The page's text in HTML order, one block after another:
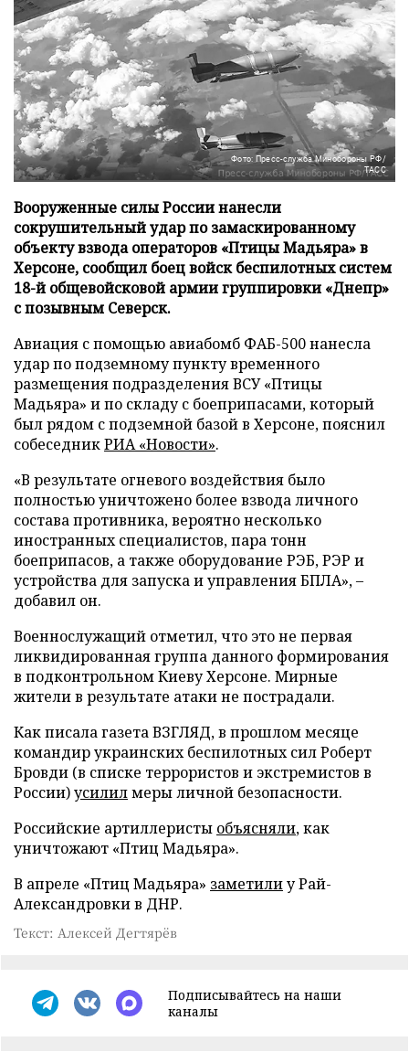
Фото: Пресс-служба Минобороны РФ/
ТАСС
Вооруженные силы России нанесли
сокрушительный удар по замаскированному
объекту взвода операторов «Птицы Мадьяра» в
Херсоне, сообщил боец войск беспилотных систем
18-й общевойсковой армии группировки «Днепр»
с позывным Северск.
Авиация с помощью авиабомб ФАБ-500 нанесла
удар по подземному пункту временного
размещения подразделения ВСУ «Птицы
Мадьяра» и по складу с боеприпасами, который
был рядом с подземной базой в Херсоне, пояснил
собеседникРИА «Новости».
«В результате огневого воздействия было
полностью уничтожено более взвода личного
состава противника, вероятно несколько
иностранных специалистов, пара тонн
боеприпасов, а также оборудование РЭБ, РЭР и
устройства для запуска и управления БПЛА», –
добавил он.
Военнослужащий отметил, что это не первая
ликвидированная группа данного формирования
в подконтрольном Киеву Херсоне. Мирные
жители в результате атаки не пострадали.
Как писала газета ВЗГЛЯД, в прошлом месяце
командир украинских беспилотных сил Роберт
Бровди (в списке террористов и экстремистов в
России)усилилмеры личной безопасности.
Российские артиллеристы объясняли, как
уничтожают «Птиц Мадьяра».
В апреле «Птиц Мадьяра» заметилиу Рай-
Александровки в ДНР.
Текст: Алексей Дегтярёв
Подписывайтесь на наши
каналы